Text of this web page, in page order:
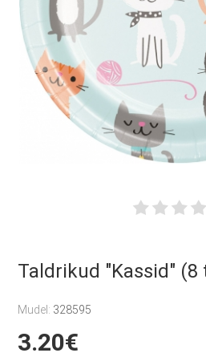
Taldrikud "Kassid" (8
Mudel: 328595
3.20€